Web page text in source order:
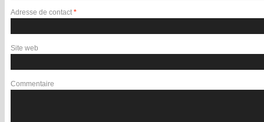
Adresse de contact *
Site web
Commentaire